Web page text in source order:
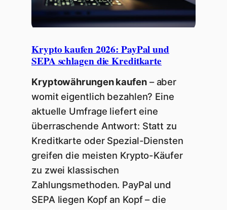
Krypto kaufen 2026: PayPal und
SEPA schlagen die Kreditkarte
Kryptowährungen kaufen– aber
womit eigentlich bezahlen? Eine
aktuelle Umfrage liefert eine
überraschende Antwort: Statt zu
Kreditkarte oder Spezial-Diensten
greifen die meisten Krypto-Käufer
zu zwei klassischen
Zahlungsmethoden. PayPal und
SEPA liegen Kopf an Kopf – die